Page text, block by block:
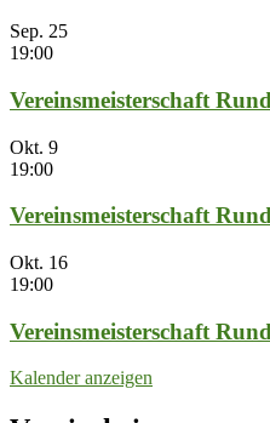
Sep. 25
19:00
Vereinsmeisterschaft
Okt. 9
19:00
Vereinsmeisterschaft
Okt. 16
19:00
Vereinsmeisterschaft
Kalender anzeigen